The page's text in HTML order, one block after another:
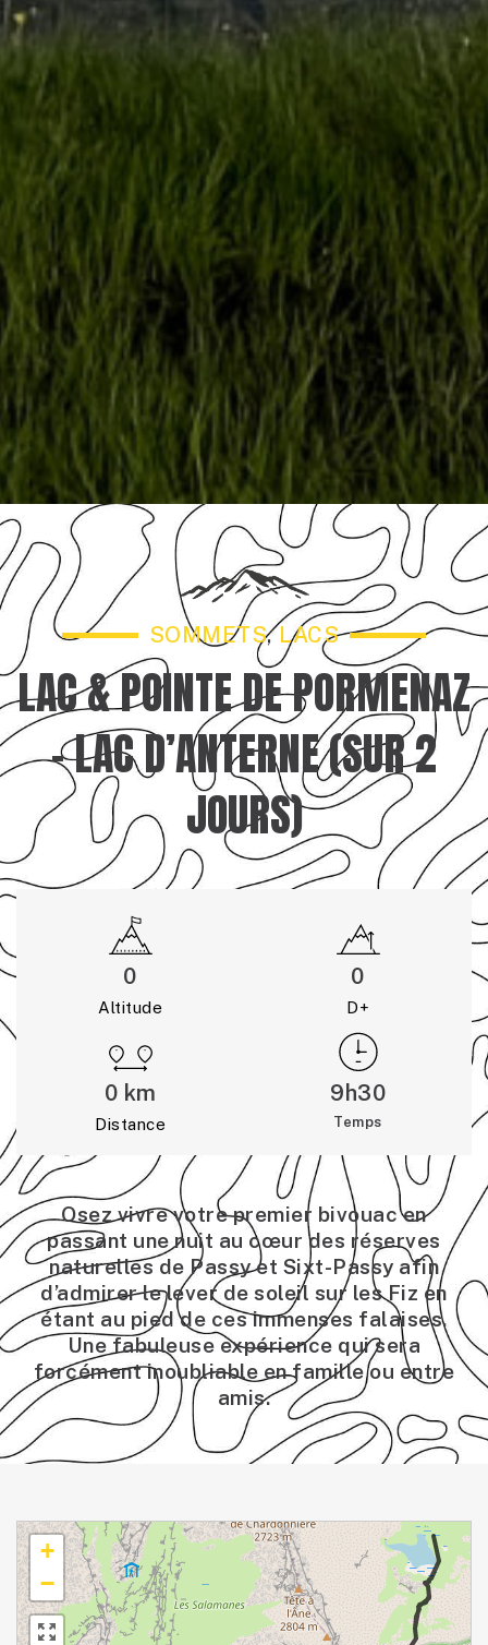
SOMMETS,LACS
LAC & POINTE DE PORMENAZ
– LAC D’ANTERNE (SUR 2
JOURS)
Altitude
0
D+
0
Distance
0 km 9h30
Temps
Osez vivre votre premier bivouac en
passant une nuit au cœur des réserves
naturelles de Passy et Sixt-Passy afin
d’admirer le lever de soleil sur les Fiz en
étant au pied de ces immenses falaises.
Une fabuleuse expérience qui sera
forcément inoubliable en famille ou entre
amis.
+
−